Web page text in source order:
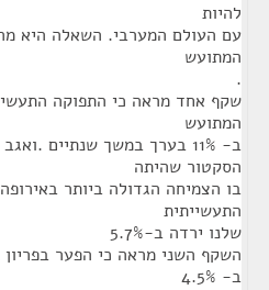
להיות
עם העולם המערבי. השאלה היא
המתועש
.
שקף אחד מראה כי התפוקה
המתועש
ב- 11% בערך במשך שנתיים
הסקטור שהיתה
בו הצמיחה הגדולה ביותר
התעשייתית
שלנו ירדה ב-5.7%
השקף השני מראה כי הפער בפריון
ב- 4.5%